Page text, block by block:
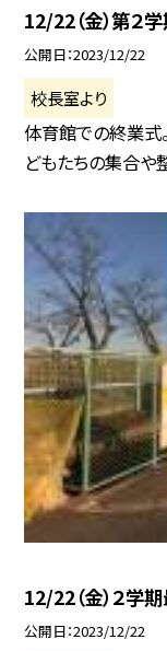
12/22（金）第２
公開日 2023/12/22
校長室より
体育館での終業式
どもたちの集合や
12/22（金）２学
公開日 2023/12/22